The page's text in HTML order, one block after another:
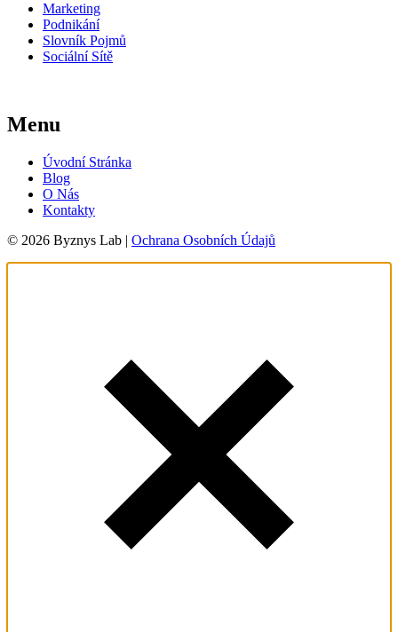
Marketing
Podnikání
Slovník Pojmů
Sociální Sítě
Menu
Úvodní Stránka
Blog
O Nás
Kontakty
© 2026 Byznys Lab | Ochrana Osobních Údajů